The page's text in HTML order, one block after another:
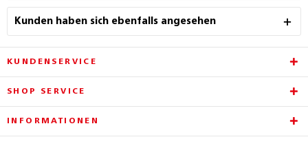
Kunden haben sich ebenfalls angesehen
KUNDENSERVICE
SHOP SERVICE
INFORMATIONEN